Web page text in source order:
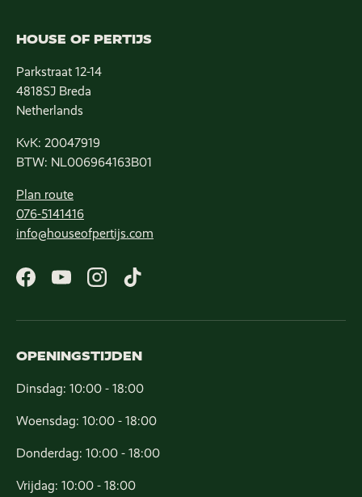
HOUSE OF PERTIJS
Parkstraat 12-14
4818SJ Breda
Netherlands
KvK: 20047919
BTW: NL006964163B01
Plan route
076-5141416
info@houseofpertijs.com
Facebook
YouTubeInstagram
TikTok
OPENINGSTIJDEN
Dinsdag: 10:00 - 18:00
Woensdag: 10:00 - 18:00
Donderdag: 10:00 - 18:00
Vrijdag: 10:00 - 18:00